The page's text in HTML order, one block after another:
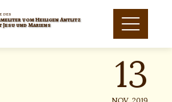
des
vom Heiligen Antlitz
und Mariens 13